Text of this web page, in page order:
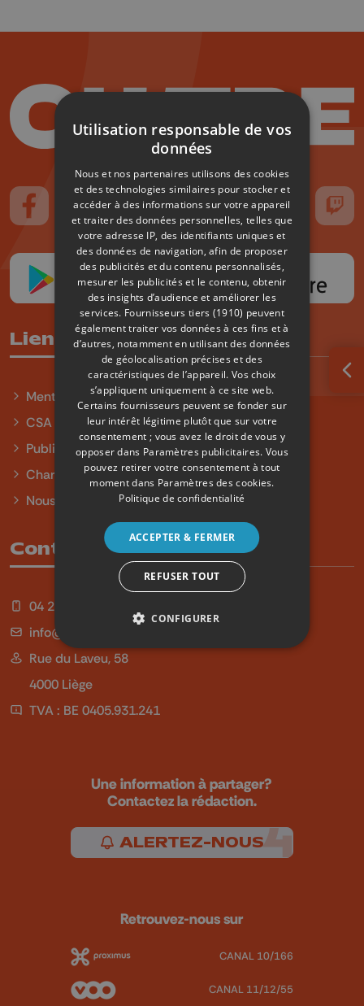
Suivez-nous sur FaceBook
Suivez-nous sur Instagram
Suivez-nous sur TikTokSuivez-nous sur YouTube
Suivez-nous
Liens utiles
Mentions légales
CSA
Publicité
Charte sur l'égalité et la diversité
Nous contacter
Contact
04 254 99 99
info@qu4tre.be
Rue du Laveu, 58
4000 Liège
TVA : BE 0405.931.241
Une information à partager?
Contactez la rédaction.
ALERTEZ-NOUS
Retrouvez-nous sur
CANAL 10/166
CANAL 11/12/55
Utilisation responsable de vos
données
Nous et nos partenaires utilisons des cookies
et des technologies similaires pour stocker et
accéder à des informations sur votre appareil
et traiter des données personnelles, telles que
votre adresse IP, des identifiants uniques et
des données de navigation, afin de proposer
des publicités et du contenu personnalisés,
mesurer les publicités et le contenu, obtenir
des insights d’audience et améliorer les
services. Fournisseurs tiers (1910) peuvent
également traiter vos données à ces fins et à
d’autres, notamment en utilisant des données
de géolocalisation précises et des
caractéristiques de l’appareil. Vos choix
s’appliquent uniquement à ce site web.
Certains fournisseurs peuvent se fonder sur
leur intérêt légitime plutôt que sur votre
consentement ; vous avez le droit de vous y
opposer dans Paramètres publicitaires. Vous
pouvez retirer votre consentement à tout
moment dans Paramètres des cookies.
Politique de confidentialité
ACCEPTER & FERMER
REFUSER TOUT
CONFIGURER